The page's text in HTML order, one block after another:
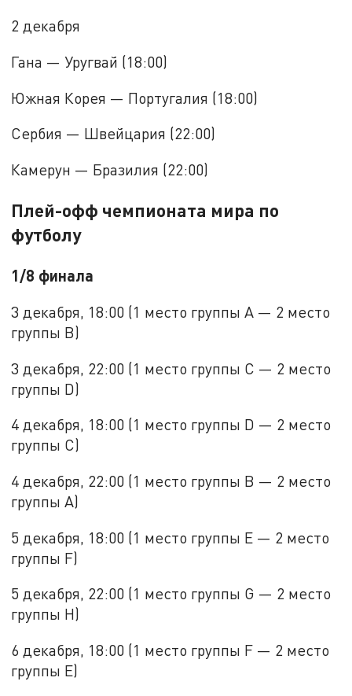
2 декабря
Гана — Уругвай (18:00)
Южная Корея — Португалия (18:00)
Сербия — Швейцария (22:00)
Камерун — Бразилия (22:00)
Плей-офф чемпионата мира по
футболу
1/8 финала
3 декабря, 18:00 (1 место группы А — 2 место
группы В)
3 декабря, 22:00 (1 место группы С — 2 место
группы D)
4 декабря, 18:00 (1 место группы D — 2 место
группы C)
4 декабря, 22:00 (1 место группы В — 2 место
группы А)
5 декабря, 18:00 (1 место группы Е — 2 место
группы F)
5 декабря, 22:00 (1 место группы G — 2 место
группы Н)
6 декабря, 18:00 (1 место группы F — 2 место
группы Е)